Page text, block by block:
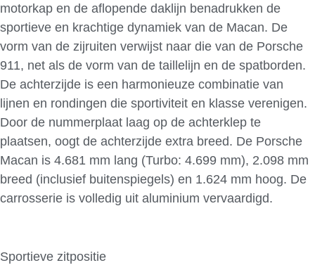
motorkap en de aflopende daklijn benadrukken de
sportieve en krachtige dynamiek van de Macan. De
vorm van de zijruiten verwijst naar die van de Porsche
911, net als de vorm van de taillelijn en de spatborden.
De achterzijde is een harmonieuze combinatie van
lijnen en rondingen die sportiviteit en klasse verenigen.
Door de nummerplaat laag op de achterklep te
plaatsen, oogt de achterzijde extra breed. De Porsche
Macan is 4.681 mm lang (Turbo: 4.699 mm), 2.098 mm
breed (inclusief buitenspiegels) en 1.624 mm hoog. De
carrosserie is volledig uit aluminium vervaardigd.
Sportieve zitpositie